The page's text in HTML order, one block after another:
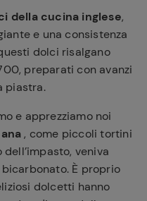
della cucina inglese,
e una consistenza
dolci risalgano
preparati con avanzi
piastra.
e apprezziamo noi
, come piccoli tortini
veniva
È proprio
dolcetti hanno